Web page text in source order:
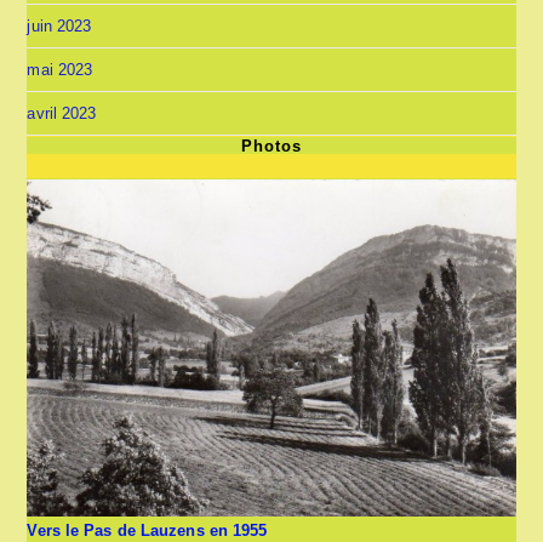
juin 2023
mai 2023
avril 2023
Photos
Vers le Pas de Lauzens en 1955